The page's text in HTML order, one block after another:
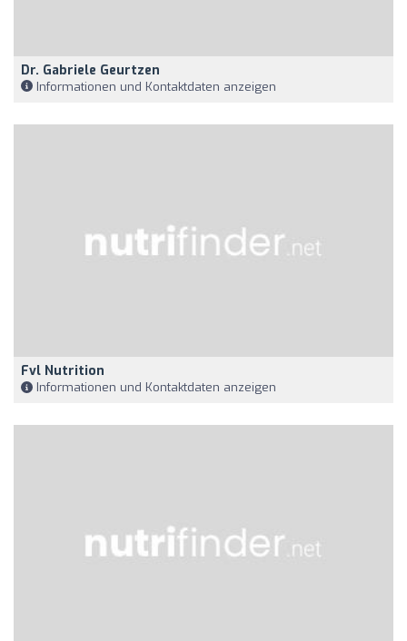
Dr. Gabriele Geurtzen
Informationen und Kontaktdaten anzeigen
Fvl Nutrition
Informationen und Kontaktdaten anzeigen